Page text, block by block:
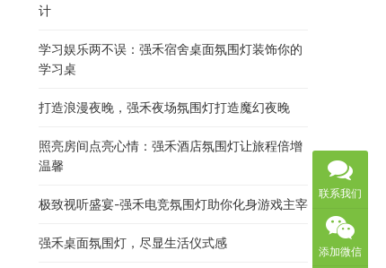
计
学习娱乐两不误：强禾宿舍桌面氛围灯装饰你的
学习桌
打造浪漫夜晚，强禾夜场氛围灯打造魔幻夜晚
照亮房间点亮心情：强禾酒店氛围灯让旅程倍增
温馨
极致视听盛宴-强禾电竞氛围灯助你化身游戏主宰
强禾桌面氛围灯，尽显生活仪式感
联系我们
添加微信